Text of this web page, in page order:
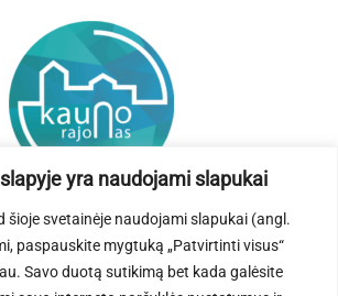
yra naudojami slapukai
šioje svetainėje naudojami slapukai (angl.
paspauskite mygtuką „Patvirtinti visus“
Savo duotą sutikimą bet kada galėsite